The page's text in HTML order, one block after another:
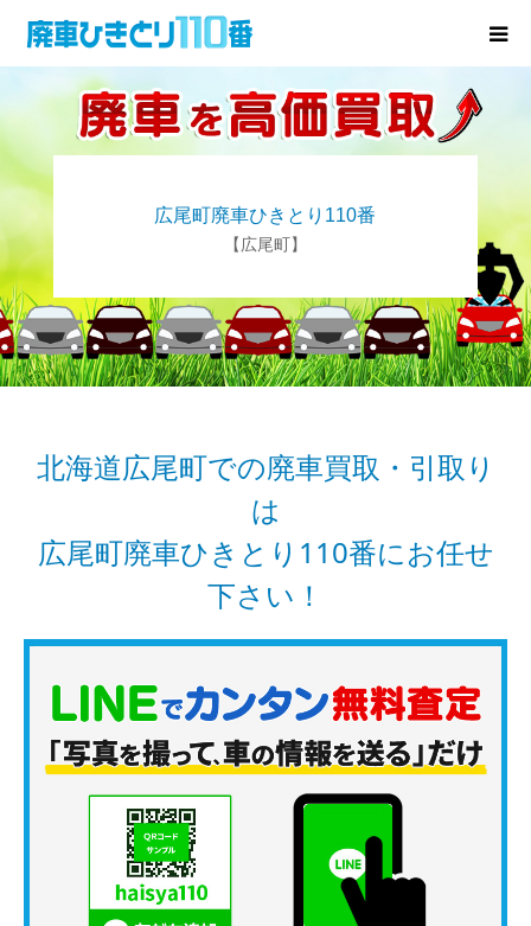
広尾町廃車ひきとり110番
【広尾町】
北海道広尾町での廃車買取・引取り
は
広尾町廃車ひきとり110番にお任せ
下さい！
廃車･事故車の買取
お役立ち情報
お知らせ